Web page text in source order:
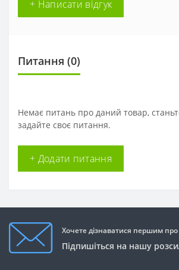
+ Написати відгук
Питання (0)
Немає питань про даний товар,
задайте своє питання.
+ Додати питання
Хочете дізнаватися першим про
Підпишіться на нашу